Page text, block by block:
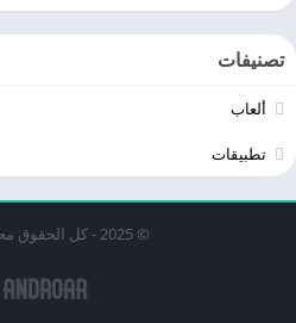
تصنيفات
ألعاب
تطبيقات
© 2025 - كل الحقوق محفوظة -